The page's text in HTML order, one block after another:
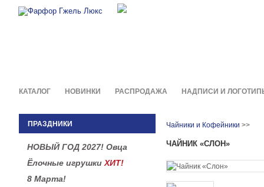
КАТАЛОГ НОВИНКИ РАСПРОДАЖА НАДПИСИ И
ПРАЗДНИКИ
НОВЫЙ ГОД 2027! Овца
Ёлочные игрушки ХИТ!
8 Марта!
Чайники и Кофейники >>
ЧАЙНИК «СЛОН»